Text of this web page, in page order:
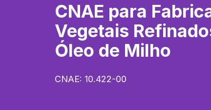
CNAE para
Vegetais
Óleo de Milho
CNAE: 10.422-00